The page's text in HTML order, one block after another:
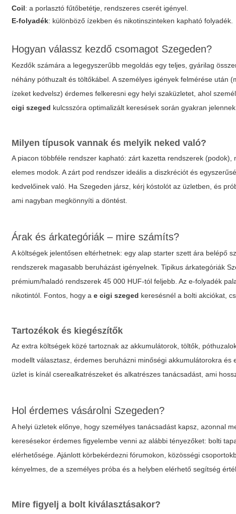
Coil: a porlasztó fűtőbetétje, rendszeres cserét igényel.
E-folyadék: különböző ízekben és nikotinszinteken kapható folyadék.
Hogyan válassz kezdő csomagot Szegeden?
Kezdők számára a legegyszerűbb megoldás egy teljes, gyárilag
néhány póthuzalt és töltőkábel. A személyes igények felmérése után
ízeket kedvelsz) érdemes felkeresni egy helyi szaküzletet, ahol
cigi szeged kulcsszóra optimalizált keresések során gyakran
Milyen típusok vannak és melyik neked való?
A piacon többféle rendszer kapható: zárt kazetta rendszerek
elemes modok. A zárt pod rendszer ideális a diszkréciót és
kedvelőinek való. Ha Szegeden jársz, kérj kóstolót az üzletben, és
ami nagyban megkönnyíti a döntést.
Árak és árkategóriák – mire számíts?
A költségek jelentősen eltérhetnek: egy alap starter szett ára belépő
rendszerek magasabb beruházást igényelnek. Tipikus árkategóriák
prémium/haladó rendszerek 45 000 HUF-tól feljebb. Az e-folyadék
nikotintól. Fontos, hogy ae cigi szeged keresésnél a bolti akciókat,
Tartozékok és kiegészítők
Az extra költségek közé tartoznak az akkumulátorok, töltők,
modellt választasz, érdemes beruházni minőségi akkumulátorokra
üzlet is kínál cserealkatrészeket és alkatrészes tanácsadást, ami
Hol érdemes vásárolni Szegeden?
A helyi üzletek előnye, hogy személyes tanácsadást kapsz, azonnal
keresésekor érdemes figyelembe venni az alábbi tényezőket: bolti
elérhetősége. Ajánlott körbekérdezni fórumokon, közösségi
kényelmes, de a személyes próba és a helyben elérhető segítség
Mire figyelj a bolt kiválasztásakor?